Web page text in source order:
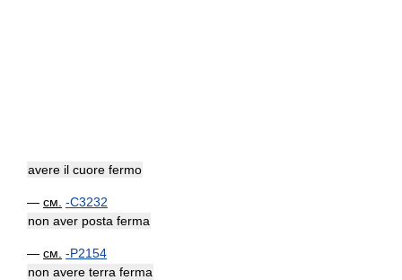
avere il cuore fermo
— см. -C3232
non aver posta ferma
— см. -P2154
non avere terra ferma